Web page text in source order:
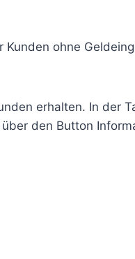
ohne
erhalten. In der
den Button